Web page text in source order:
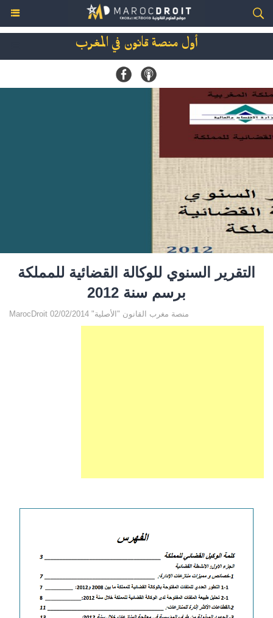
أول منصة قانون في المغرب
التقرير السنوي للوكالة القضائية للمملكة
برسم سنة 2012
MarocDroit منصة مغرب القانون "الأصلية" 02/02/2014